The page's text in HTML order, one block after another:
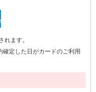
ます。
定した日がカードのご利用